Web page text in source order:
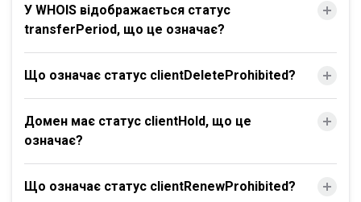
У WHOIS відображається статус
transferPeriod, що це означає?
Що означає статус clientDeleteProhibited?
Домен має статус clientHold, що це
означає?
Що означає статус clientRenewProhibited?